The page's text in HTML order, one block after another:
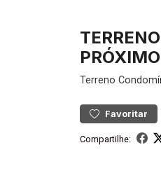
Terreno
Favoritar
Compartilhe: